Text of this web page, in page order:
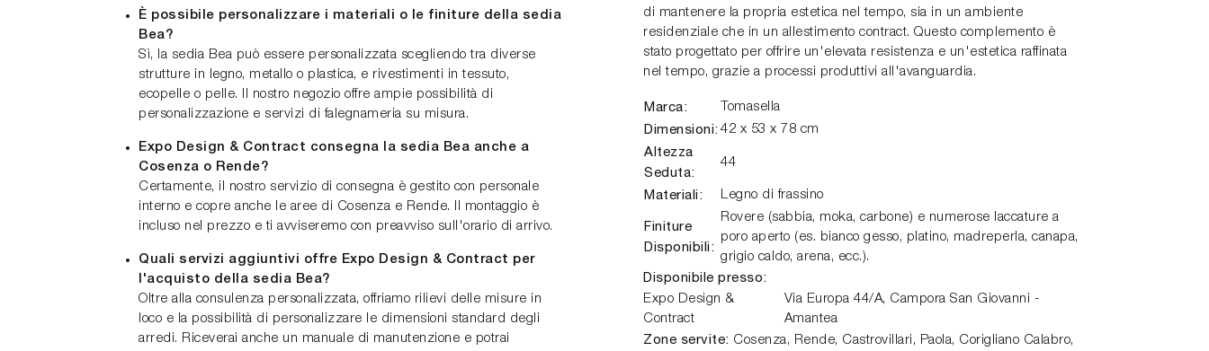
È possibile personalizzare i materiali o le finiture della sedia
Bea?
Sì, la sedia Bea può essere personalizzata scegliendo tra diverse
strutture in legno, metallo o plastica, e rivestimenti in tessuto,
ecopelle o pelle. Il nostro negozio offre ampie possibilità di
personalizzazione e servizi di falegnameria su misura.
Expo Design & Contract consegna la sedia Bea anche a
Cosenza o Rende?
Certamente, il nostro servizio di consegna è gestito con personale
interno e copre anche le aree di Cosenza e Rende. Il montaggio è
incluso nel prezzo e ti avviseremo con preavviso sull'orario di arrivo.
Quali servizi aggiuntivi offre Expo Design & Contract per
l'acquisto della sedia Bea?
Oltre alla consulenza personalizzata, offriamo rilievi delle misure in
loco e la possibilità di personalizzare le dimensioni standard degli
arredi. Riceverai anche un manuale di manutenzione e potrai
di mantenere la propria estetica nel tempo, sia in un ambiente
residenziale che in un allestimento contract. Questo complemento è
stato progettato per offrire un'elevata resistenza e un'estetica raffinata
nel tempo, grazie a processi produttivi all'avanguardia.
Marca: Tomasella
Dimensioni: 42 x 53 x 78 cm
Altezza
Seduta:
44
Materiali: Legno di frassino
Finiture
Disponibili:
Rovere (sabbia, moka, carbone) e numerose laccature a
poro aperto (es. bianco gesso, platino, madreperla, canapa,
grigio caldo, arena, ecc.).
Disponibile presso:
Expo Design &
Contract
Via Europa 44/A, Campora San Giovanni -
Amantea
Zone servite: Cosenza, Rende, Castrovillari, Paola, Corigliano Calabro,